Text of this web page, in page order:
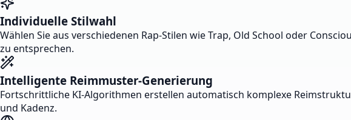
Individuelle Stilwahl
Wählen Sie aus verschiedenen Rap-Stilen wie Trap, Old School oder
zu entsprechen.
Intelligente Reimmuster-Generierung
Fortschrittliche KI-Algorithmen erstellen automatisch komplexe
und Kadenz.